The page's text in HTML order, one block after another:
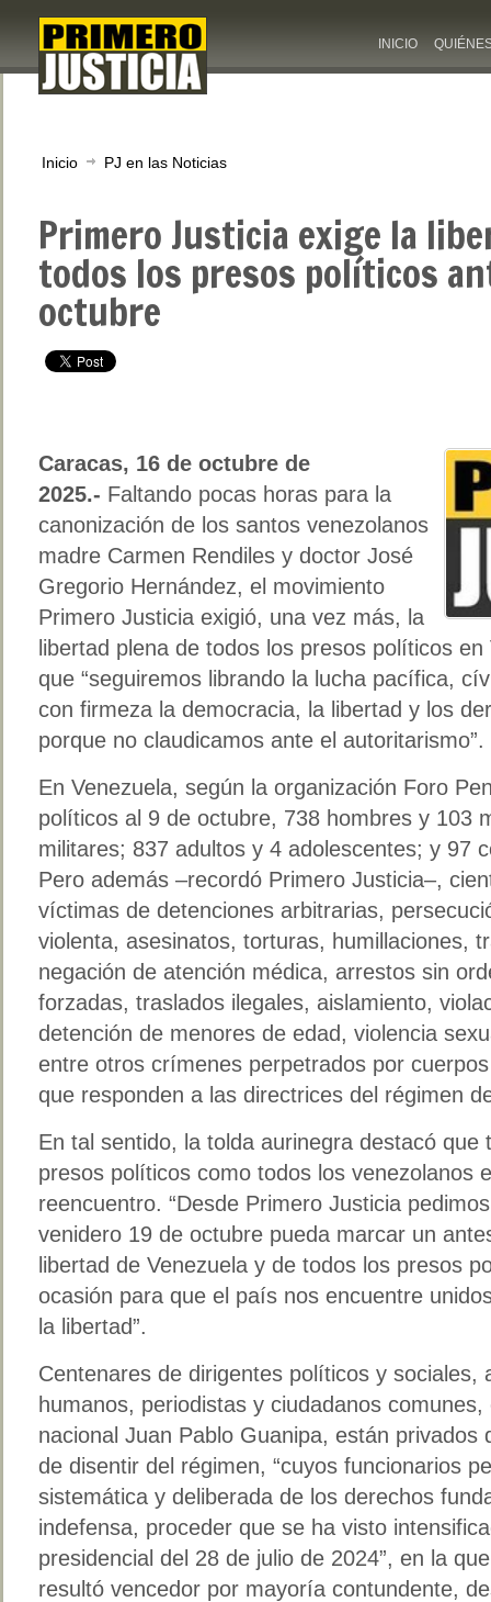
INICIO
Inicio PJ en las Noticias
Primero Justicia exige la
todos los presos políticos
octubre
Caracas, 16 de octubre de
2025.- Faltando pocas horas para la
canonización de los santos venezolanos
madre Carmen Rendiles y doctor José
Gregorio Hernández, el movimiento
Primero Justicia exigió, una vez más, la
libertad plena de todos los presos políticos
que “seguiremos librando la lucha pacífica,
con firmeza la democracia, la libertad y los
porque no claudicamos ante el autoritarismo”.
En Venezuela, según la organización Foro
políticos al 9 de octubre, 738 hombres y 103
militares; 837 adultos y 4 adolescentes; y 97
Pero además –recordó Primero Justicia–,
víctimas de detenciones arbitrarias,
violenta, asesinatos, torturas, humillaciones,
negación de atención médica, arrestos sin
forzadas, traslados ilegales, aislamiento,
detención de menores de edad, violencia
entre otros crímenes perpetrados por
que responden a las directrices del régimen
En tal sentido, la tolda aurinegra destacó que
presos políticos como todos los venezolanos
reencuentro. “Desde Primero Justicia
venidero 19 de octubre pueda marcar un
libertad de Venezuela y de todos los presos
ocasión para que el país nos encuentre
la libertad”.
Centenares de dirigentes políticos y sociales,
humanos, periodistas y ciudadanos
nacional Juan Pablo Guanipa, están privados
de disentir del régimen, “cuyos funcionarios
sistemática y deliberada de los derechos
indefensa, proceder que se ha visto
presidencial del 28 de julio de 2024”, en la
resultó vencedor por mayoría contundente,